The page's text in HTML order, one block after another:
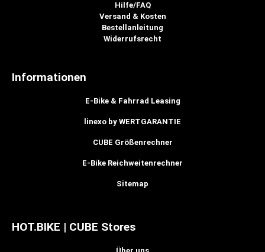
Hilfe/FAQ
Versand & Kosten
Bestellanleitung
Widerrufsrecht
Informationen
E-Bike & Fahrrad Leasing
linexo by WERTGARANTIE
CUBE Größenrechner
E-Bike Reichweitenrechner
Sitemap
HOT.BIKE | CUBE Stores